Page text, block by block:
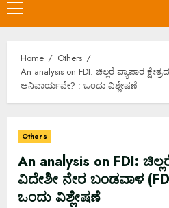
Primary
Menu
Home
Others
An analysis on FDI: ಚಿಲ್ಲರೆ ವ್ಯಾಪಾರ
ಅನಿವಾರ್ಯವೇ? : ಒಂದು ವಿಶ್ಲೇಷಣೆ
Others
An analysis on FDI: ಚಿಲ್ಲರೆ
ವಿದೇಶೀ ನೇರ ಬಂಡವಾಳ
ಒಂದು ವಿಶ್ಲೇಷಣೆ